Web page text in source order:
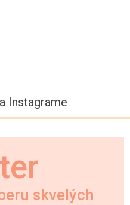
Instagrame
skvelých